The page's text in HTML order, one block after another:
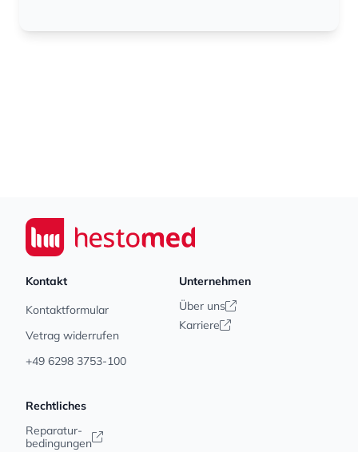
Seiwert GmbH
Kontakt
Kontaktformular
Vetrag widerrufen
+49 6298 3753-100
Unternehmen
Über uns
Karriere
Rechtliches
Reparatur-
bedingungen